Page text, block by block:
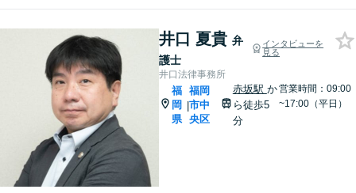
井口 夏貴 弁
護士
インタビューを
見る
井口法律事務所
福
岡
県
|
福岡
市中
央区
赤坂駅 か
ら徒歩5
分
営業時間：09:00
~17:00（平日）